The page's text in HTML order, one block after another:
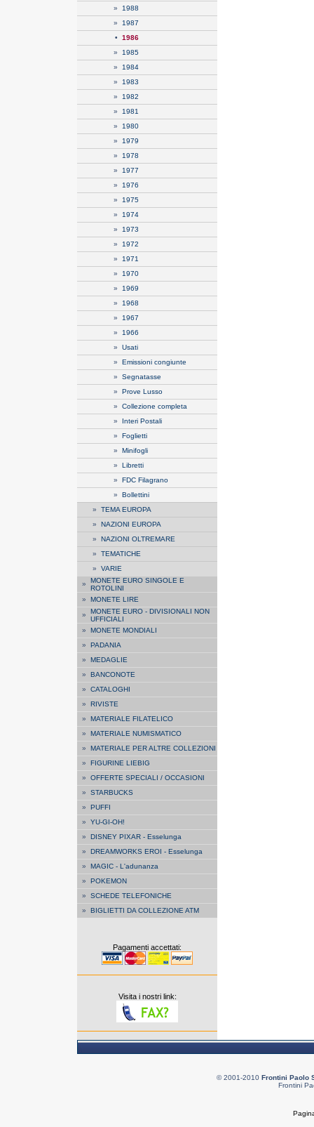
» 1988
» 1987
• 1986
» 1985
» 1984
» 1983
» 1982
» 1981
» 1980
» 1979
» 1978
» 1977
» 1976
» 1975
» 1974
» 1973
» 1972
» 1971
» 1970
» 1969
» 1968
» 1967
» 1966
» Usati
» Emissioni congiunte
» Segnatasse
» Prove Lusso
» Collezione completa
» Interi Postali
» Foglietti
» Minifogli
» Libretti
» FDC Filagrano
» Bollettini
» TEMA EUROPA
» NAZIONI EUROPA
» NAZIONI OLTREMARE
» TEMATICHE
» VARIE
» MONETE EURO SINGOLE E
ROTOLINI
» MONETE LIRE
» MONETE EURO - DIVISIONALI NON
UFFICIALI
» MONETE MONDIALI
» PADANIA
» MEDAGLIE
» BANCONOTE
» CATALOGHI
» RIVISTE
» MATERIALE FILATELICO
» MATERIALE NUMISMATICO
» MATERIALE PER ALTRE COLLEZIONI
» FIGURINE LIEBIG
» OFFERTE SPECIALI / OCCASIONI
» STARBUCKS
» PUFFI
» YU-GI-OH!
» DISNEY PIXAR - Esselunga
» DREAMWORKS EROI - Esselunga
» MAGIC - L'adunanza
» POKEMON
» SCHEDE TELEFONICHE
» BIGLIETTI DA COLLEZIONE ATM
Pagamenti accettati:
Visita i nostri link:
© 2001-2010 Frontini Paolo
Frontini